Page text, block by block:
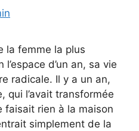
la femme la plus
d’un an, sa vie
radicale. Il y a un an,
qui l’avait transformée
faisait rien à la maison
simplement de la